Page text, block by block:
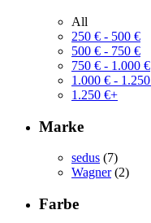
All
250 € - 500 €
500 € - 750 €
750 € - 1.000 €
1.000 € - 1.250
1.250 €+
Marke
sedus (7)
Wagner (2)
Farbe